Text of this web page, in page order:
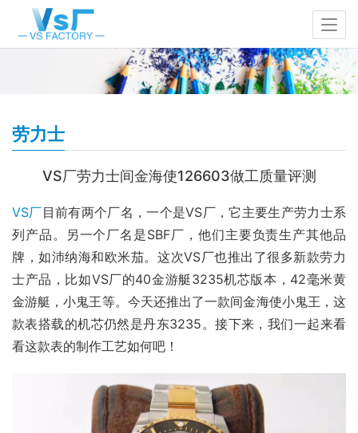
劳力士
VS厂劳力士间金海使126603做工质量评测
VS厂目前有两个厂名，一个是VS厂，它主要生产劳力士系
列产品。另一个厂名是SBF厂，他们主要负责生产其他品
牌，如沛纳海和欧米茄。这次VS厂也推出了很多新款劳力
士产品，比如VS厂的40金游艇3235机芯版本，42毫米黄
金游艇，小鬼王等。今天还推出了一款间金海使小鬼王，这
款表搭载的机芯仍然是丹东3235。接下来，我们一起来看
看这款表的制作工艺如何吧！